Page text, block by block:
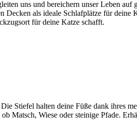
uns und bereichern unser Leben auf
als ideale Schlafplätze für deine
für deine Katze schafft.
Stiefel halten deine Füße dank ihres
Matsch, Wiese oder steinige Pfade.